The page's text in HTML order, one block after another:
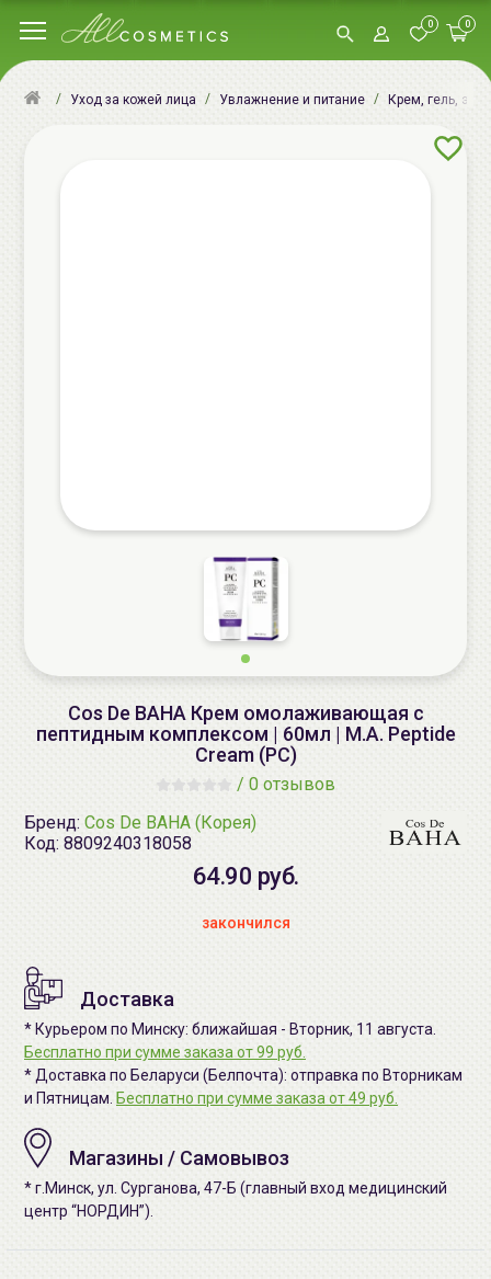
0 0
Уход за кожей лица Увлажнение и питание Крем, гель,
Cos De BAHA Крем омолаживающая с
пептидным комплексом | 60мл | M.A. Peptide
Cream (PC)
/ 0 отзывов
Бренд: Cos De BAHA (Корея)
Код: 8809240318058
64.90 руб.
закончился
Доставка
* Курьером по Минску: ближайшая - Вторник, 11 августа.
Бесплатно при сумме заказа от 99 руб.
* Доставка по Беларуси (Белпочта): отправка по Вторникам
и Пятницам. Бесплатно при сумме заказа от 49 руб.
Магазины / Самовывоз
* г.Минск, ул. Сурганова, 47-Б (главный вход медицинский
центр “НОРДИН”).